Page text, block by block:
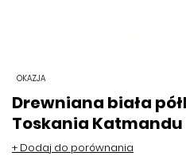
OKAZJA
Drewniana biała
Toskania Katmandu
+ Dodaj do porównania